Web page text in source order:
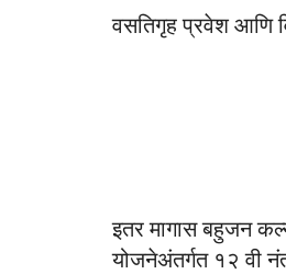
वसतिगृह प्रवेश आणि
इतर मागास बहुजन
योजनेअंतर्गत १२ वी